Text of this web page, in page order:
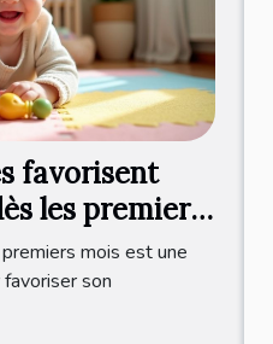
favorisent
les premiers
mois est une
son